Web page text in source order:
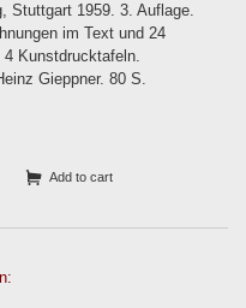
Stuttgart 1959. 3. Auflage.
im Text und 24
4 Kunstdrucktafeln.
Gieppner. 80 S.
Add to cart